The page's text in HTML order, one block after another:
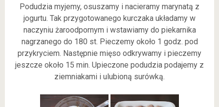
Podudzia myjemy, osuszamy i nacieramy marynatą z
jogurtu. Tak przygotowanego kurczaka układamy w
naczyniu żaroodpornym i wstawiamy do piekarnika
nagrzanego do 180 st. Pieczemy około 1 godz. pod
przykryciem. Następnie mięso odkrywamy i pieczemy
jeszcze około 15 min. Upieczone podudzia podajemy z
ziemniakami i ulubioną surówką.